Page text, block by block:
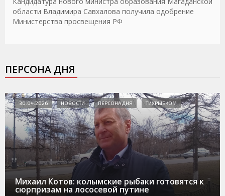
области Владимира Савхалова получила одобрение
Министерства просвещения РФ
ПЕРСОНА ДНЯ
Михаил Котов: колымские рыбаки готовятся к
сюрпризам на лососевой путине
30.04.2026 НОВОСТИ ПЕРСОНА ДНЯ ТИХРЫБКОМ